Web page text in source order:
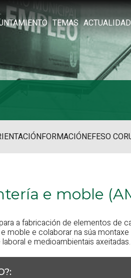
TEMAS ACTUALIDAD
FORMACIÓNEFESO
e moble
a fabricación de elementos de
moble e colaborar na súa
e medioambientais axeitadas.
: